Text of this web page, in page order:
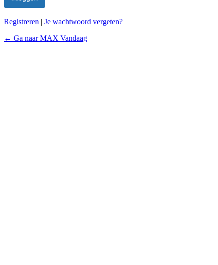
Registreren | Je wachtwoord vergeten?
← Ga naar MAX Vandaag